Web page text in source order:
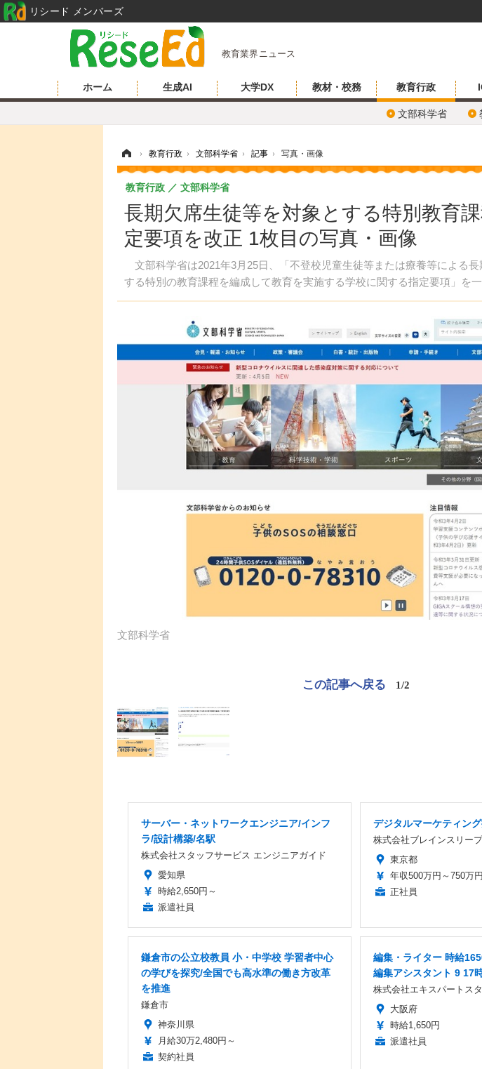
教育業界ニュース
ホーム 生成AI 大学DX 教材・校務 教育行政
文部科学省
› 教育行政 › 文部科学省 › 記事 › 写真・画像
長期欠席生徒等を対象とする特別教育
定要項を改正 1枚目の写真・画像
文部科学省は2021年3月25日、「不登校児童生徒等または療養等による長
する特別の教育課程を編成して教育を実施する学校に関する指定要項」を一
教育行政 文部科学省
文部科学省
この記事へ戻る 1/2
サーバー・ネットワークエンジニア/インフ
ラ/設計構築/名駅
株式会社スタッフサービス エンジニアガイド
愛知県
時給2,650円～
派遣社員
デジタルマーケティン
株式会社ブレインスリープ
東京都
年収500万円～750万円
正社員
鎌倉市の公立校教員 小・中学校 学習者中心
の学びを探究/全国でも高水準の働き方改革
を推進
鎌倉市
神奈川県
月給30万2,480円～
契約社員
編集・ライター 時給
編集アシスタント 9 17
株式会社エキスパートス
大阪府
時給1,650円
派遣社員
リシード メンバーズ